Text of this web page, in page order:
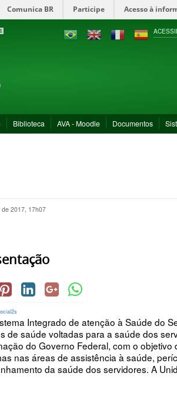
Comunica BR Participe Acesso à
Biblioteca AVA - Moodle Documentos
de 2017, 17h07
Integrado de atenção à Saúde do
de saúde voltadas para a saúde dos
do Governo Federal, com o
nas áreas de assistência à saúde,
da saúde dos servidores. A